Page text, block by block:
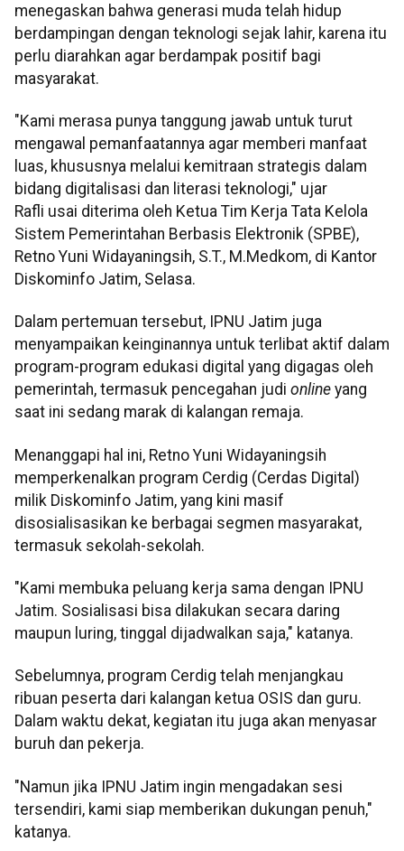
menegaskan bahwa generasi muda telah hidup
berdampingan dengan teknologi sejak lahir, karena itu
perlu diarahkan agar berdampak positif bagi
masyarakat.
"Kami merasa punya tanggung jawab untuk turut
mengawal pemanfaatannya agar memberi manfaat
luas, khususnya melalui kemitraan strategis dalam
bidang digitalisasi dan literasi teknologi," ujar
Rafli usai diterima oleh Ketua Tim Kerja Tata Kelola
Sistem Pemerintahan Berbasis Elektronik (SPBE),
Retno Yuni Widayaningsih, S.T., M.Medkom, di Kantor
Diskominfo Jatim, Selasa.
Dalam pertemuan tersebut, IPNU Jatim juga
menyampaikan keinginannya untuk terlibat aktif dalam
program-program edukasi digital yang digagas oleh
pemerintah, termasuk pencegahan judi online yang
saat ini sedang marak di kalangan remaja.
Menanggapi hal ini, Retno Yuni Widayaningsih
memperkenalkan program Cerdig (Cerdas Digital)
milik Diskominfo Jatim, yang kini masif
disosialisasikan ke berbagai segmen masyarakat,
termasuk sekolah-sekolah.
"Kami membuka peluang kerja sama dengan IPNU
Jatim. Sosialisasi bisa dilakukan secara daring
maupun luring, tinggal dijadwalkan saja," katanya.
Sebelumnya, program Cerdig telah menjangkau
ribuan peserta dari kalangan ketua OSIS dan guru.
Dalam waktu dekat, kegiatan itu juga akan menyasar
buruh dan pekerja.
"Namun jika IPNU Jatim ingin mengadakan sesi
tersendiri, kami siap memberikan dukungan penuh,"
katanya.